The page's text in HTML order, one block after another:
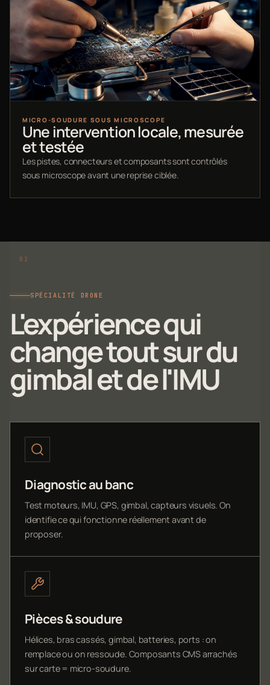
MICRO-SOUDURE SOUS MICROSCOPE
Une intervention locale, mesurée
et testée
Les pistes, connecteurs et composants sont contrôlés
sous microscope avant une reprise ciblée.
SPÉCIALITÉ DRONE
L'expérience qui
change tout sur du
gimbal et de l'IMU
Diagnostic au banc
Test moteurs, IMU, GPS, gimbal, capteurs visuels. On
identifie ce qui fonctionne réellement avant de
proposer.
Pièces & soudure
Hélices, bras cassés, gimbal, batteries, ports : on
remplace ou on ressoude. Composants CMS arrachés
sur carte = micro-soudure.